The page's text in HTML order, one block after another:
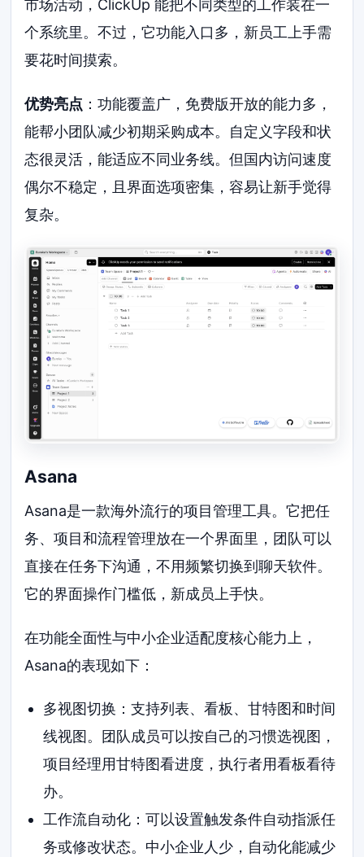
市场活动，ClickUp 能把不同类型的工作装在一
个系统里。不过，它功能入口多，新员工上手需
要花时间摸索。
优势亮点 ：功能覆盖广，免费版开放的能力多，
能帮小团队减少初期采购成本。自定义字段和状
态很灵活，能适应不同业务线。但国内访问速度
偶尔不稳定，且界面选项密集，容易让新手觉得
复杂。
Asana
Asana是一款海外流行的项目管理工具。它把任
务、项目和流程管理放在一个界面里，团队可以
直接在任务下沟通，不用频繁切换到聊天软件。
它的界面操作门槛低，新成员上手快。
在功能全面性与中小企业适配度核心能力上，
Asana的表现如下：
多视图切换：支持列表、看板、甘特图和时间
线视图。团队成员可以按自己的习惯选视图，
项目经理用甘特图看进度，执行者用看板看待
办。
工作流自动化：可以设置触发条件自动指派任
务或修改状态。中小企业人少，自动化能减少